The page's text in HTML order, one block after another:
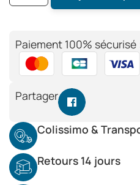
Paiement 100% sécurisé
Partager
Colissimo &
Retours 14 jours